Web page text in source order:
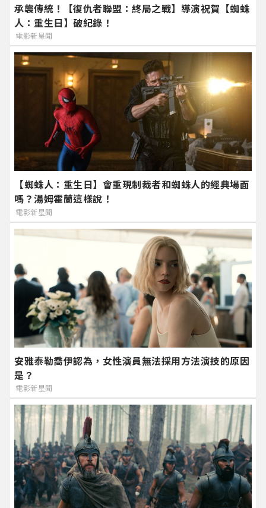
承襲傳統！【復仇者聯盟：終局之戰】導演祝賀【蜘蛛
人：重生日】破紀錄！
電影新星聞
【蜘蛛人：重生日】會重現制裁者和蜘蛛人的經典場面
嗎？湯姆霍蘭這樣說！
電影新星聞
安雅泰勒喬伊認為，女性演員無法採用方法演技的原因
是？
電影新星聞